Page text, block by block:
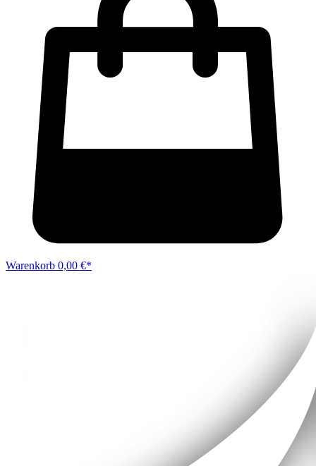
Warenkorb 0,00 €*